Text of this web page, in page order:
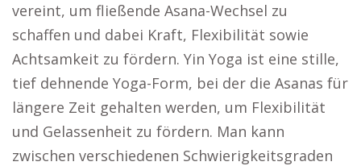
vereint, um fließende Asana-Wechsel zu
schaffen und dabei Kraft, Flexibilität sowie
Achtsamkeit zu fördern. Yin Yoga ist eine stille,
tief dehnende Yoga-Form, bei der die Asanas für
längere Zeit gehalten werden, um Flexibilität
und Gelassenheit zu fördern. Man kann
zwischen verschiedenen Schwierigkeitsgraden